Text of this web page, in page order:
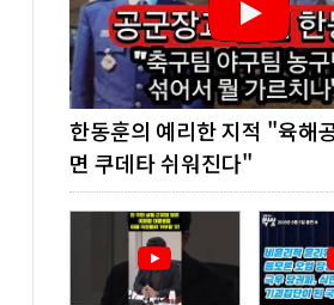
한동훈의 예리한 지적 "육해
면 쿠데타 쉬워진다"